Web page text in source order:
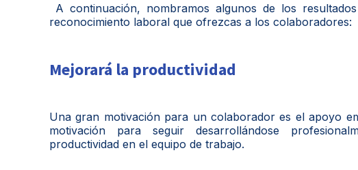
A continuación, nombramos algunos de los
reconocimiento laboral que ofrezcas a los colaboradores:
Mejorará la productividad
Una gran motivación para un colaborador es el apoyo
motivación para seguir desarrollándose
productividad en el equipo de trabajo.